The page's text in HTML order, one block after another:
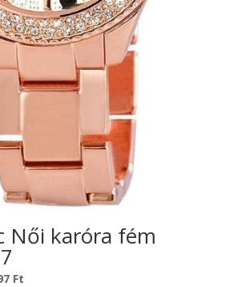
Női karóra fém
Ft